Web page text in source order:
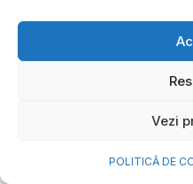
Vezi
POLITICĂ DE